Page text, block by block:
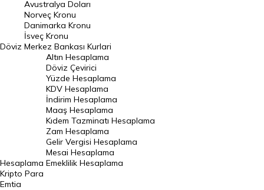
Danimarka Kronu Kuru
Kanada Doları Kuru
Norveç Kronu Kuru
İsveç Kronu Kuru
Japon Yeni Kuru
Serbest Piyasa Döviz Kurları
Merkez Bankası Döviz Kurları
Altın Fiyatları
Gram Altın Fiyatı
Döviz
Avustralya Doları
Norveç Kronu
Danimarka Kronu
İsveç Kronu
Merkez Bankası Kurlari
Hesaplama
Altın Hesaplama
Döviz Çevirici
Yüzde Hesaplama
KDV Hesaplama
İndirim Hesaplama
Maaş Hesaplama
Kıdem Tazminatı Hesaplama
Zam Hesaplama
Gelir Vergisi Hesaplama
Mesai Hesaplama
Emeklilik Hesaplama
Kripto Para
Emtia